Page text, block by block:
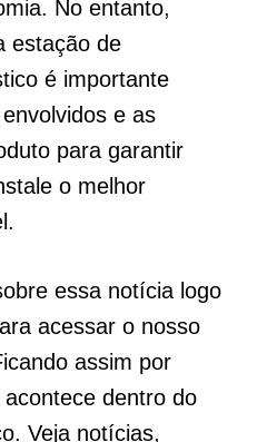
No entanto,
estação de
é importante
e as
para garantir
o melhor
essa notícia logo
acessar o nosso
assim por
dentro do
Veja notícias,